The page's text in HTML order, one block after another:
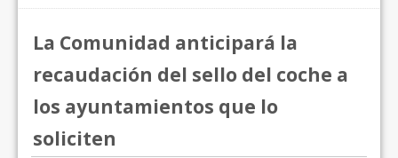
La Comunidad anticipará la
recaudación del sello del coche a
los ayuntamientos que lo
soliciten